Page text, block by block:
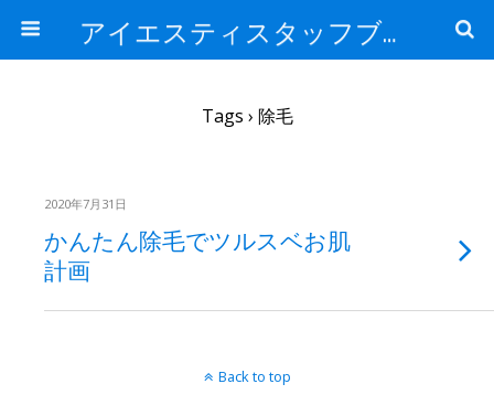
アイエスティスタッフブログ
Tags › 除毛
2020年7月31日
かんたん除毛でツルスベお肌
計画
Back to top